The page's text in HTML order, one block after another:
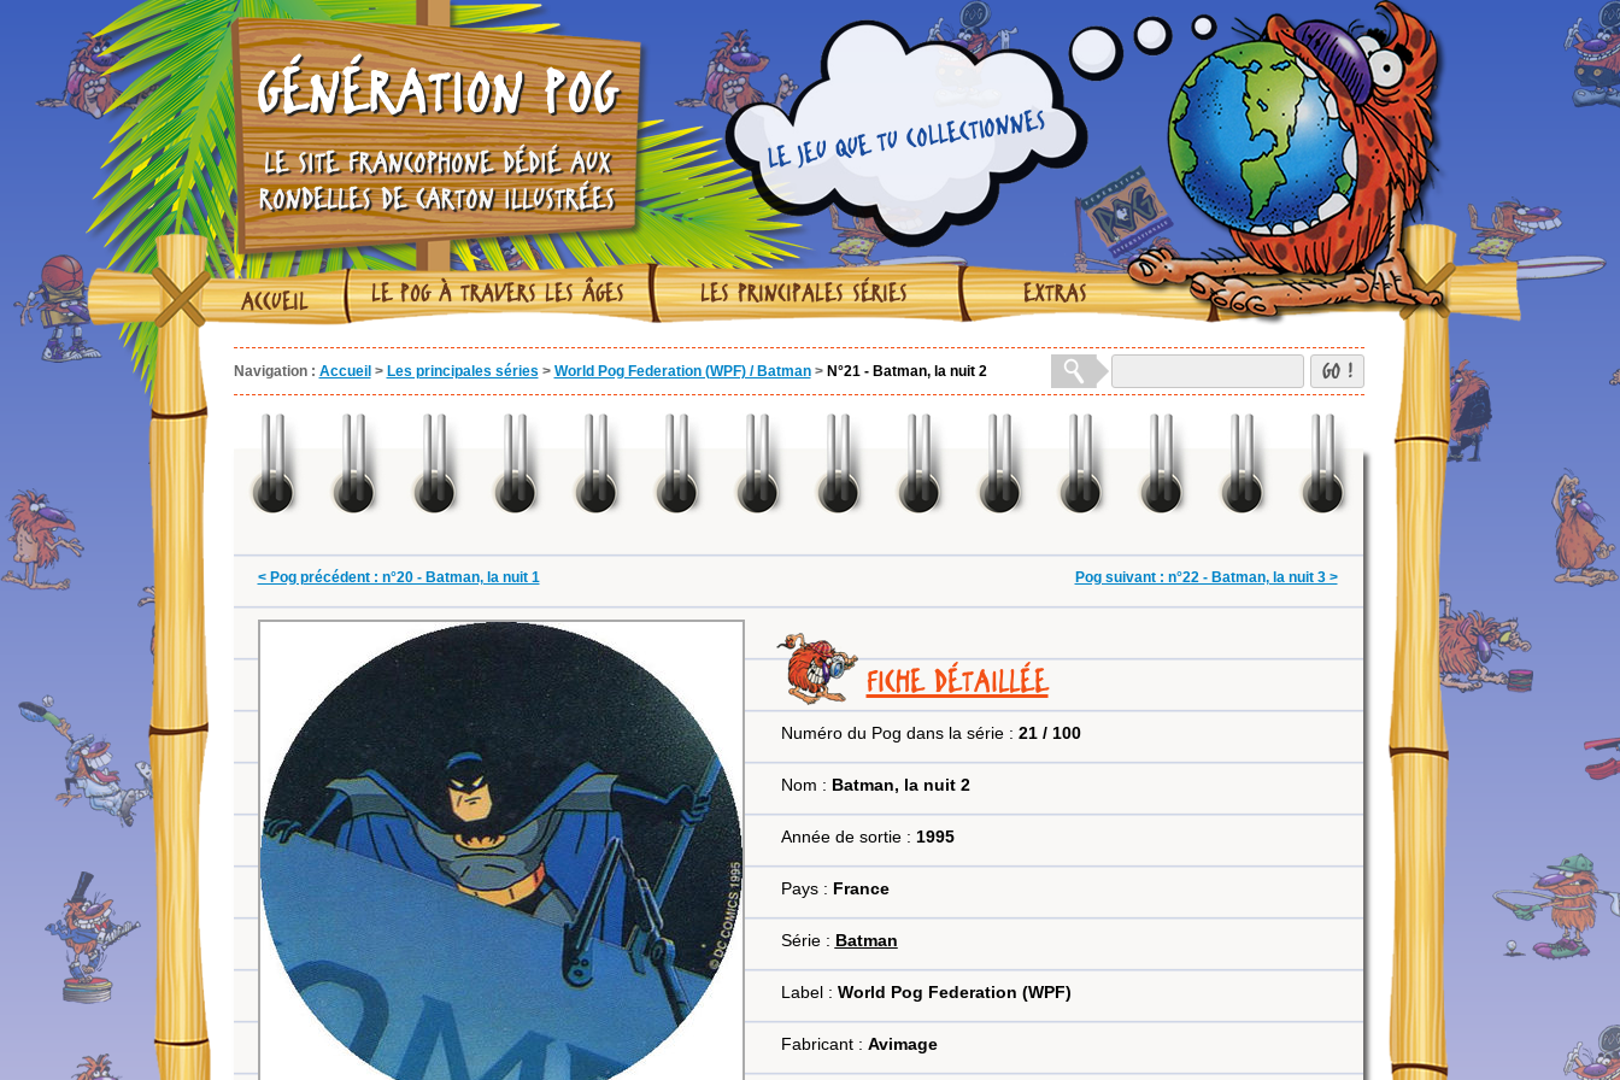
GÉNÉRATION POG
LE SITE FRANCOPHONE DÉDIÉ AUX
RONDELLES DE CARTON ILLUSTRÉES
LE JEU QUE TU COLLECTIONNES
ACCUEIL LE POG À TRAVERS LES ÂGES LES PRINCIPALES SÉRIES EXTRAS
Navigation : Accueil > Les principales séries > World Pog Federation (WPF) / Batman > N°21 - Batman, la nuit 2 GO !
< Pog précédent : n°20 - Batman, la nuit 1 Pog suivant : n°22 - Batman, la nuit 3 >
FICHE DÉTAILLÉE
Numéro du Pog dans la série : 21 / 100
Nom : Batman, la nuit 2
Année de sortie : 1995
Pays : France
Série : Batman
Label : World Pog Federation (WPF)
Fabricant : Avimage